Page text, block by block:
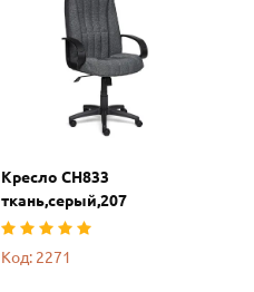
Кресло СН833
ткань,серый,207
Код: 2271